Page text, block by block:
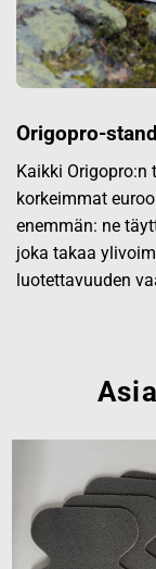
Origopro-
Kaikki
korkeimmat
enemmän: ne
joka takaa
luotettavuuden